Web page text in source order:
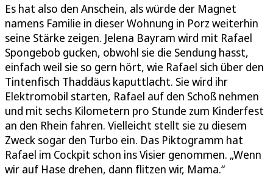
Es hat also den Anschein, als würde der Magnet
namens Familie in dieser Wohnung in Porz weiterhin
seine Stärke zeigen. Jelena Bayram wird mit Rafael
Spongebob gucken, obwohl sie die Sendung hasst,
einfach weil sie so gern hört, wie Rafael sich über den
Tintenfisch Thaddäus kaputtlacht. Sie wird ihr
Elektromobil starten, Rafael auf den Schoß nehmen
und mit sechs Kilometern pro Stunde zum Kinderfest
an den Rhein fahren. Vielleicht stellt sie zu diesem
Zweck sogar den Turbo ein. Das Piktogramm hat
Rafael im Cockpit schon ins Visier genommen. „Wenn
wir auf Hase drehen, dann flitzen wir, Mama.“